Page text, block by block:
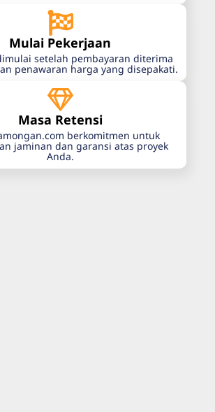
Mulai Pekerjaan
setelah pembayaran diterima
penawaran harga yang disepakati.
Masa Retensi
berkomitmen untuk
jaminan dan garansi atas proyek
Anda.